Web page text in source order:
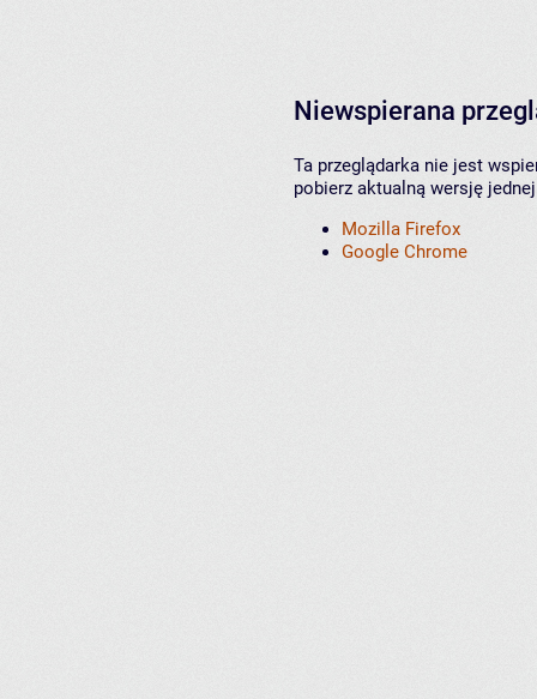
Niewspierana
Ta przeglądarka nie jest
pobierz aktualną wersję
Mozilla Firefox
Google Chrome